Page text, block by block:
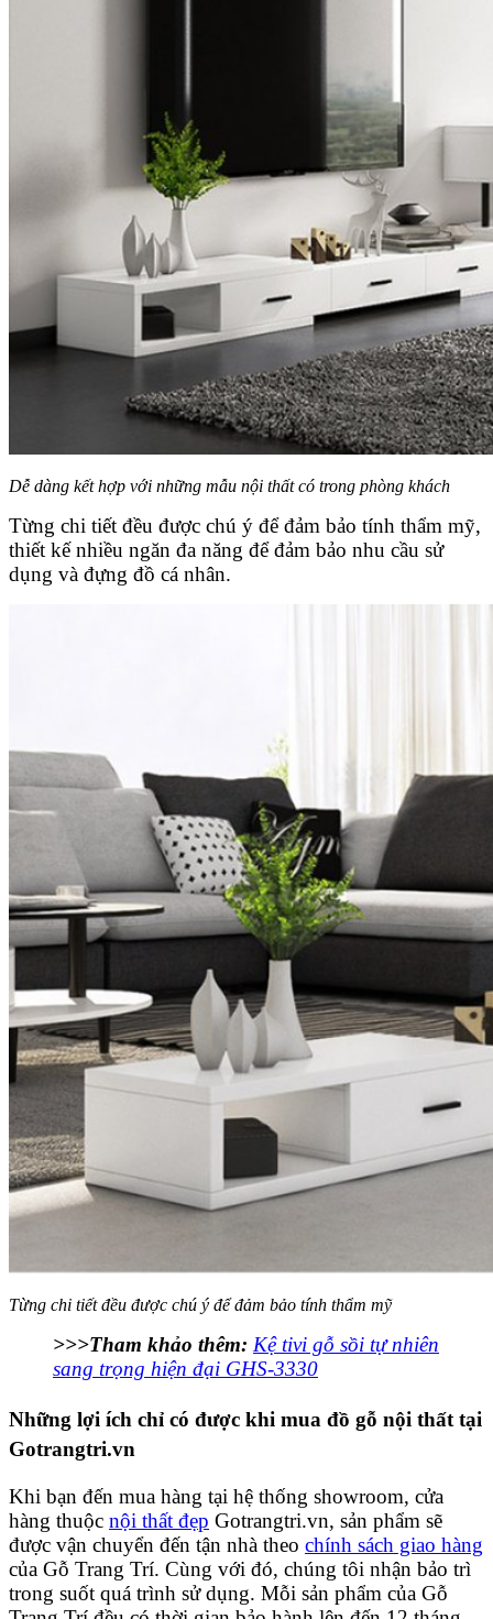
Dễ dàng kết hợp với những mẫu nội thất có trong phòng khách
Từng chi tiết đều được chú ý để đảm bảo tính thẩm mỹ,
thiết kế nhiều ngăn đa năng để đảm bảo nhu cầu sử
dụng và đựng đồ cá nhân.
Từng chi tiết đều được chú ý để đảm bảo tính thẩm mỹ
>>>Tham khảo thêm: Kệ tivi gỗ sồi tự nhiên
sang trọng hiện đại GHS-3330
Những lợi ích chỉ có được khi mua đồ gỗ nội thất tại
Gotrangtri.vn
Khi bạn đến mua hàng tại hệ thống showroom, cửa
hàng thuộc nội thất đẹp Gotrangtri.vn, sản phẩm sẽ
được vận chuyển đến tận nhà theo chính sách giao hàng
của Gỗ Trang Trí. Cùng với đó, chúng tôi nhận bảo trì
trong suốt quá trình sử dụng. Mỗi sản phẩm của Gỗ